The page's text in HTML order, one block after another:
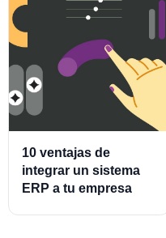
10 ventajas de
integrar un sistema
ERP a tu empresa